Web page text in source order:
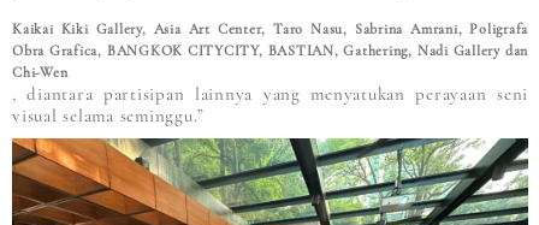
Kaikai Kiki Gallery, Asia Art Center, Taro Nasu, Sabrina Amrani, Poligrafa
Obra Grafica, BANGKOK CITYCITY, BASTIAN, Gathering, Nadi Gallery dan
Chi-Wen
, diantara partisipan lainnya yang menyatukan perayaan seni
visual selama seminggu.”